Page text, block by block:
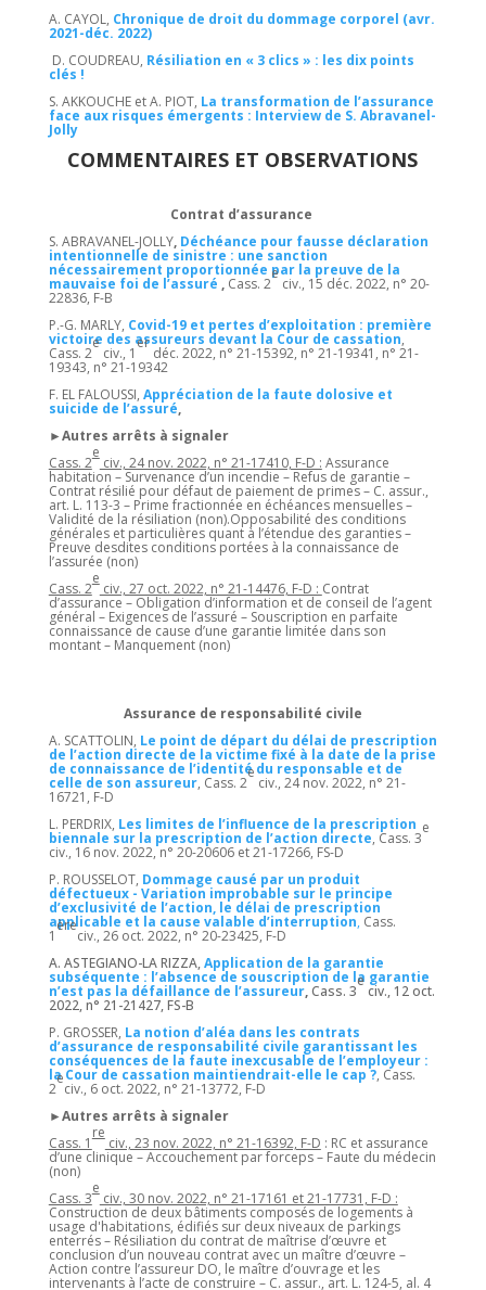
A. CAYOL, Chronique de droit du dommage corporel (avr.
2021-déc. 2022)
D. COUDREAU, Résiliation en « 3 clics » : les dix points
clés !
S. AKKOUCHE et A. PIOT, La transformation de l’assurance
face aux risques émergents : Interview de S. Abravanel-
Jolly
COMMENTAIRES ET OBSERVATIONS
Contrat d’assurance
S. ABRAVANEL-JOLLY, Déchéance pour fausse déclaration
intentionnelle de sinistre : une sanction
nécessairement proportionnée par la preuve de la
mauvaise foi de l’assuré , Cass. 2
e
civ., 15 déc. 2022, n° 20-
22836, F-B
P.-G. MARLY, Covid-19 et pertes d’exploitation : première
victoire des assureurs devant la Cour de cassation,
Cass. 2
e
civ., 1
er
déc. 2022, n° 21-15392, n° 21-19341, n° 21-
19343, n° 21-19342
F. EL FALOUSSI, Appréciation de la faute dolosive et
suicide de l’assuré,
►Autres arrêts à signaler
Cass. 2
e
civ., 24 nov. 2022, n° 21-17410, F-D : Assurance
habitation – Survenance d’un incendie – Refus de garantie –
Contrat résilié pour défaut de paiement de primes – C. assur.,
art. L. 113-3 – Prime fractionnée en échéances mensuelles –
Validité de la résiliation (non).Opposabilité des conditions
générales et particulières quant à l’étendue des garanties –
Preuve desdites conditions portées à la connaissance de
l’assurée (non)
Cass. 2
e
civ., 27 oct. 2022, n° 21-14476, F-D : Contrat
d’assurance – Obligation d’information et de conseil de l’agent
général – Exigences de l’assuré – Souscription en parfaite
connaissance de cause d’une garantie limitée dans son
montant – Manquement (non)
Assurance de responsabilité civile
A. SCATTOLIN, Le point de départ du délai de prescription
de l’action directe de la victime fixé à la date de la prise
de connaissance de l’identité du responsable et de
celle de son assureur, Cass. 2
e
civ., 24 nov. 2022, n° 21-
16721, F-D
L. PERDRIX, Les limites de l’influence de la prescription
biennale sur la prescription de l’action directe, Cass. 3
e
civ., 16 nov. 2022, n° 20-20606 et 21-17266, FS-D
P. ROUSSELOT, Dommage causé par un produit
défectueux - Variation improbable sur le principe
d’exclusivité de l’action, le délai de prescription
applicable et la cause valable d’interruption, Cass.
1
ère
civ., 26 oct. 2022, n° 20-23425, F-D
A. ASTEGIANO-LA RIZZA,Application de la garantie
subséquente : l’absence de souscription de la garantie
n’est pas la défaillance de l’assureur,Cass. 3
e
civ., 12 oct.
2022, n° 21-21427, FS-B
P. GROSSER, La notion d’aléa dans les contrats
d’assurance de responsabilité civile garantissant les
conséquences de la faute inexcusable de l’employeur :
la Cour de cassation maintiendrait-elle le cap ?, Cass.
2
e
civ., 6 oct. 2022, n° 21-13772, F-D
►Autres arrêts à signaler
Cass. 1
re
civ., 23 nov. 2022, n° 21-16392, F-D : RC et assurance
d’une clinique – Accouchement par forceps – Faute du médecin
(non)
Cass. 3
e
civ., 30 nov. 2022, n° 21-17161 et 21-17731, F-D :
Construction de deux bâtiments composés de logements à
usage d'habitations, édifiés sur deux niveaux de parkings
enterrés – Résiliation du contrat de maîtrise d’œuvre et
conclusion d’un nouveau contrat avec un maître d’œuvre –
Action contre l’assureur DO, le maître d’ouvrage et les
intervenants à l’acte de construire – C. assur., art. L. 124-5, al. 4